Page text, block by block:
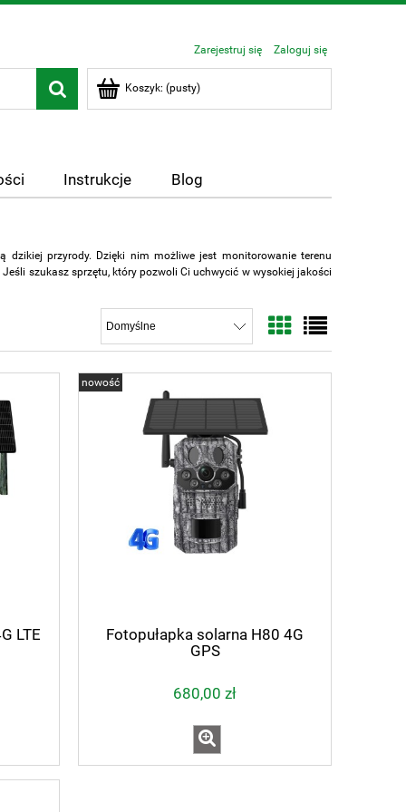
Zarejestruj się Zaloguj się
Koszyk: (pusty)
Instrukcje Blog
dzikiej przyrody. Dzięki nim możliwe jest monitorowanie terenu
szukasz sprzętu, który pozwoli Ci uchwycić w wysokiej jakości
LTE
Fotopułapka solarna H80 4G
GPS
680,00 zł
nowość